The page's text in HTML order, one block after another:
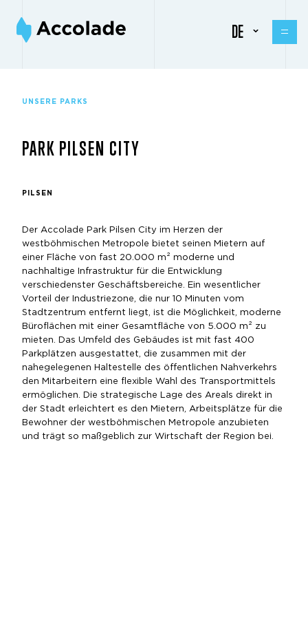
DE
UNSERE PARKS
PARK PILSEN CITY
PILSEN
Der Accolade Park Pilsen City im Herzen der
westböhmischen Metropole bietet seinen Mietern auf
einer Fläche von fast 20.000 m² moderne und
nachhaltige Infrastruktur für die Entwicklung
verschiedenster Geschäftsbereiche. Ein wesentlicher
Vorteil der Industriezone, die nur 10 Minuten vom
Stadtzentrum entfernt liegt, ist die Möglichkeit, moderne
Büroflächen mit einer Gesamtfläche von 5.000 m² zu
mieten. Das Umfeld des Gebäudes ist mit fast 400
Parkplätzen ausgestattet, die zusammen mit der
nahegelegenen Haltestelle des öffentlichen Nahverkehrs
den Mitarbeitern eine flexible Wahl des Transportmittels
ermöglichen. Die strategische Lage des Areals direkt in
der Stadt erleichtert es den Mietern, Arbeitsplätze für die
Bewohner der westböhmischen Metropole anzubieten
und trägt so maßgeblich zur Wirtschaft der Region bei.